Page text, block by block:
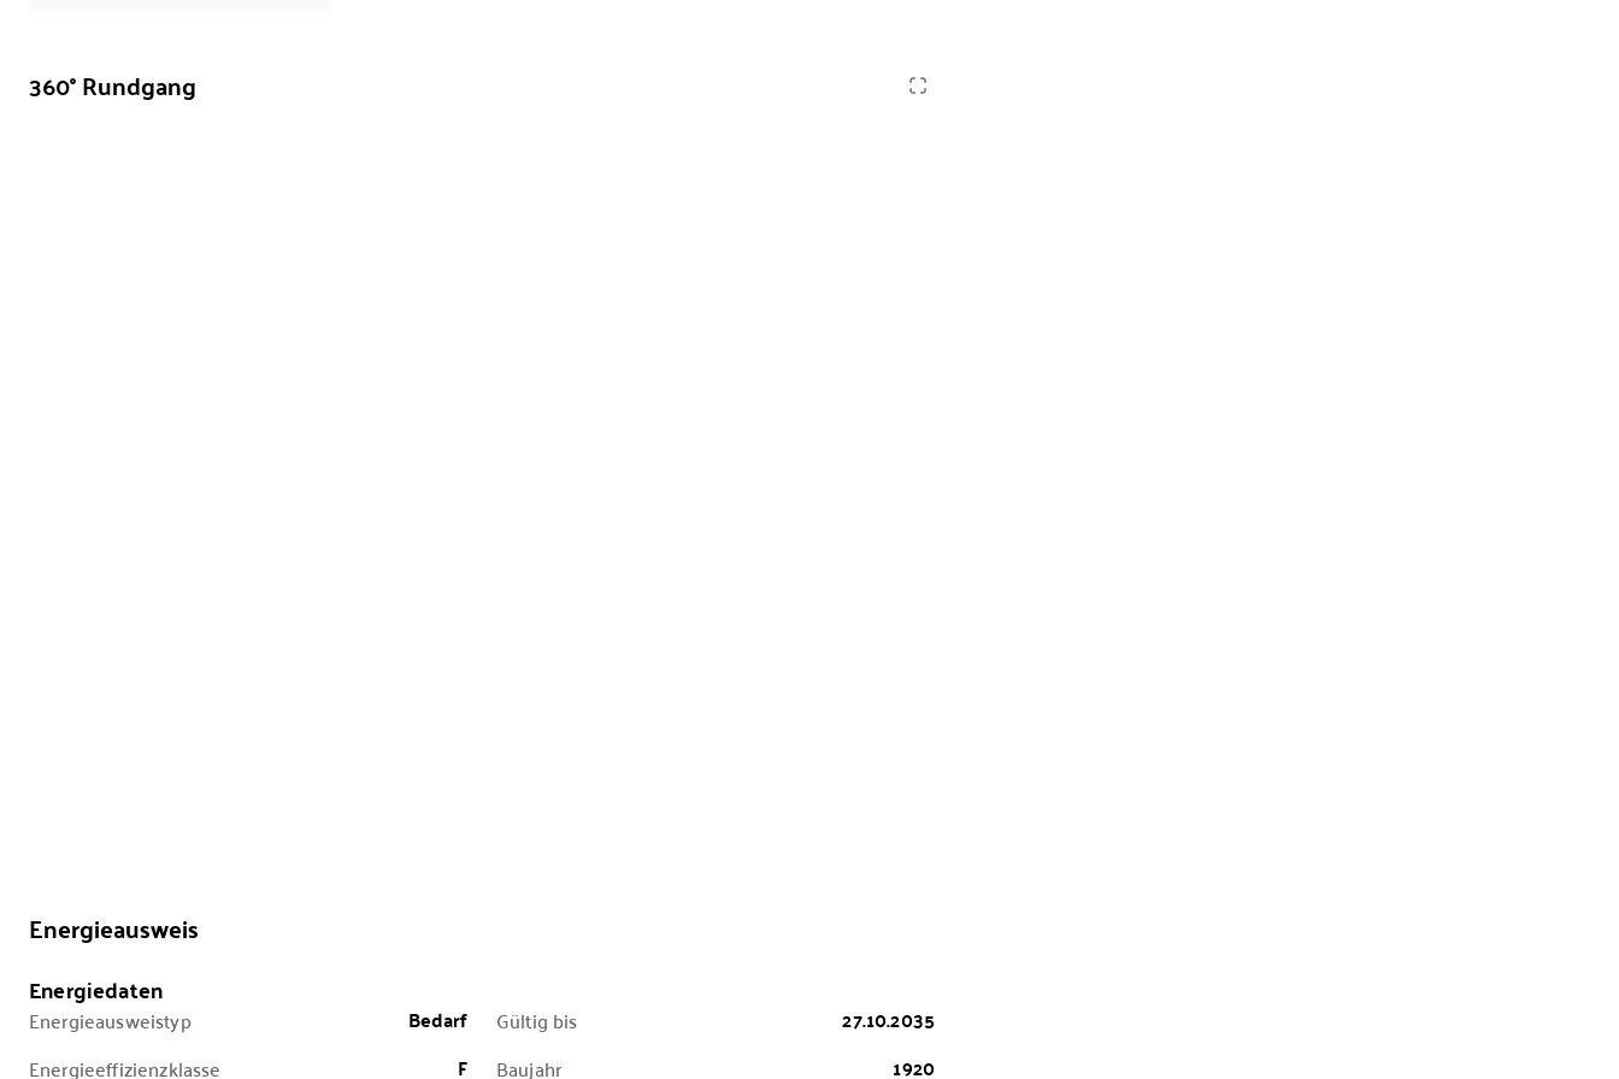
360° Rundgang
Energieausweis
Energiedaten
Energieausweistyp Bedarf Gültig bis 27.10.2035
Energieeffizienzklasse F Baujahr 1920